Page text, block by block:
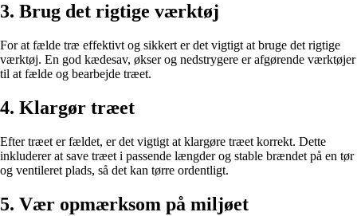
3. Brug det rigtige værktøj
For at fælde træ effektivt og sikkert er det vigtigt at bruge det rigtige
værktøj. En god kædesav, økser og nedstrygere er afgørende værktøjer
til at fælde og bearbejde træet.
4. Klargør træet
Efter træet er fældet, er det vigtigt at klargøre træet korrekt. Dette
inkluderer at save træet i passende længder og stable brændet på en tør
og ventileret plads, så det kan tørre ordentligt.
5. Vær opmærksom på miljøet